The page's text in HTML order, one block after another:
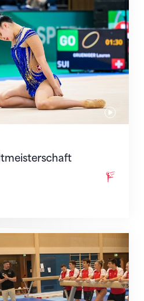
Zagreb